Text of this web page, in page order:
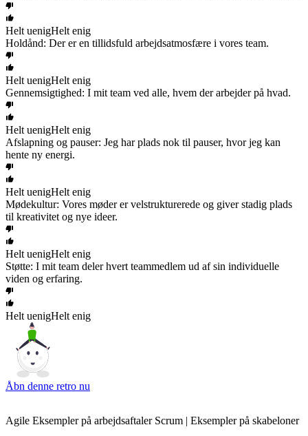
Helt uenigHelt enig
Holdånd: Der er en tillidsfuld arbejdsatmosfære i vores team.
Helt uenigHelt enig
Gennemsigtighed: I mit team ved alle, hvem der arbejder på hvad.
Helt uenigHelt enig
Afslapning og pauser: Jeg har plads nok til pauser, hvor jeg kan
hente ny energi.
Helt uenigHelt enig
Mødekultur: Vores møder er velstrukturerede og giver stadig plads
til kreativitet og nye ideer.
Helt uenigHelt enig
Støtte: I mit team deler hvert teammedlem ud af sin individuelle
viden og erfaring.
Helt uenigHelt enig
Åbn denne retro nu
Agile Eksempler på arbejdsaftaler Scrum | Eksempler på skabeloner